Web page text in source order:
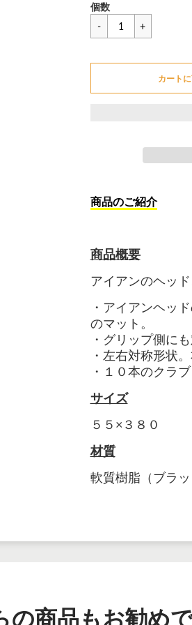
セ
ル
格
一
価
¥1,276
個数
カート
商品のご紹介
商品概要
アイアンのヘッ
・アイアンヘッ
のマット。
・グリップ側にも
・左右対称形状
・１０本のクラブ
サイズ
５５×３８０
材質
軟質樹脂（ブラッ
の商品もお勧め